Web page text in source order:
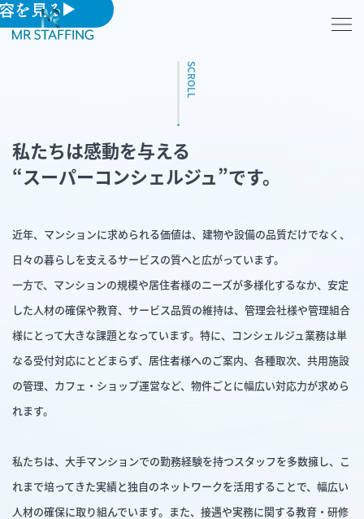
を見る
SCROLL
私たちは感動を与える
“スーパーコンシェルジュ”です。
近年、マンションに求められる価値は、建物や設備の品質だけでなく、
日々の暮らしを支えるサービスの質へと広がっています。
一方で、マンションの規模や居住者様のニーズが多様化するなか、安定
した人材の確保や教育、サービス品質の維持は、管理会社様や管理組合
様にとって大きな課題となっています。特に、コンシェルジュ業務は単
なる受付対応にとどまらず、居住者様へのご案内、各種取次、共用施設
の管理、カフェ・ショップ運営など、物件ごとに幅広い対応力が求めら
れます。
私たちは、大手マンションでの勤務経験を持つスタッフを多数擁し、こ
れまで培ってきた実績と独自のネットワークを活用することで、幅広い
人材の確保に取り組んでいます。また、接遇や実務に関する教育・研修